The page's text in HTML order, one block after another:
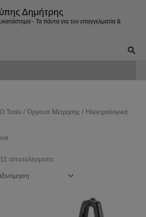
Δημήτρης
- Τα πάντα για τον επαγγελματία &
Tools /Όργανα Μέτρησης / Ηλεκτρολογικά
αποτελέσματα